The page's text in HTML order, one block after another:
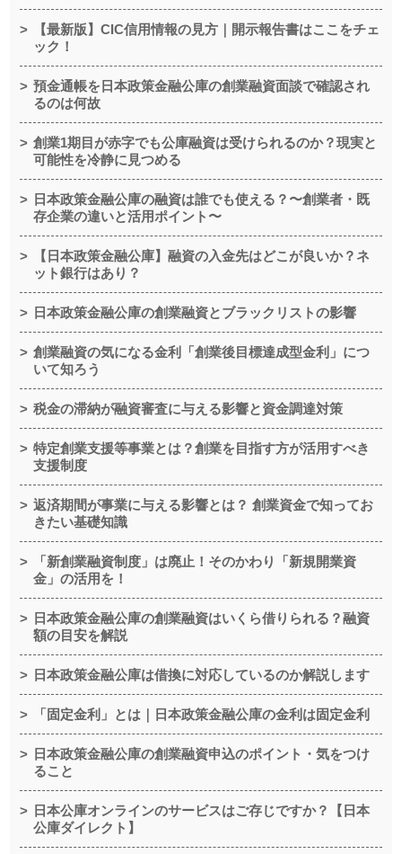
【最新版】CIC信用情報の見方｜開示報告書はここをチェ
ック！
預金通帳を日本政策金融公庫の創業融資面談で確認され
るのは何故
創業1期目が赤字でも公庫融資は受けられるのか？現実と
可能性を冷静に見つめる
日本政策金融公庫の融資は誰でも使える？〜創業者・既
存企業の違いと活用ポイント〜
【日本政策金融公庫】融資の入金先はどこが良いか？ネ
ット銀行はあり？
日本政策金融公庫の創業融資とブラックリストの影響
創業融資の気になる金利「創業後目標達成型金利」につ
いて知ろう
税金の滞納が融資審査に与える影響と資金調達対策
特定創業支援等事業とは？創業を目指す方が活用すべき
支援制度
返済期間が事業に与える影響とは？ 創業資金で知ってお
きたい基礎知識
「新創業融資制度」は廃止！そのかわり「新規開業資
金」の活用を！
日本政策金融公庫の創業融資はいくら借りられる？融資
額の目安を解説
日本政策金融公庫は借換に対応しているのか解説します
「固定金利」とは｜日本政策金融公庫の金利は固定金利
日本政策金融公庫の創業融資申込のポイント・気をつけ
ること
日本公庫オンラインのサービスはご存じですか？【日本
公庫ダイレクト】